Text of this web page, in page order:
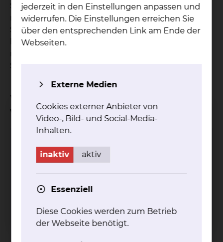
Sie einen Überweisungsschein Ihres
niedergelassenen HNO-Facharztes. Bitte bringen
Sie außerdem ggf. bereits in Ihrem Besitz
befindliche Unterlagen zu Ihrem Erkrankungsfall
Schlaflabor.
Wo kann ich einen Termin
vereinbaren?
jederzeit in den Einstellungen anpassen und
widerrufen. Die Einstellungen erreichen Sie
über den entsprechenden Link am Ende der
Webseiten.
Externe Medien
Cookies externer Anbieter von
Video-, Bild- und Social-Media-
Inhalten.
inaktiv aktiv
Essenziell
Diese Cookies werden zum Betrieb
der Webseite benötigt.